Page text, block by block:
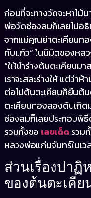
ก่อนที่จะทางวัดจะหาไม้
พ่อวัดช่องลมก็เลยไปอ
จากแม่คุณย่าตะเคียนท
ทับแก้ว” ในนิมิตของหล
“ให้นำร่างต้นตะเคียนม
เราจะสละร่างให้ แต่ว่า
ต่อไปต้นตะเคียนก็ยืนต้
ตะเคียนทองสองต้นเกิ
ช่องลมก็เลยประกอบพิธี
รวมทั้งขอ เลขเด็ดรวม
หลวงพ่อแก่นจันทร์ในเว
ส่วนเรื่องปาฏิ
ของต้นตะเคี